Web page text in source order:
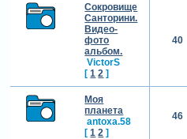
Сокровище
Санторини.
Видео-
фото
альбом.
VictorS
[ 1 2 ]
40
Моя
планета
antoxa.58
[ 1 2 ]
46